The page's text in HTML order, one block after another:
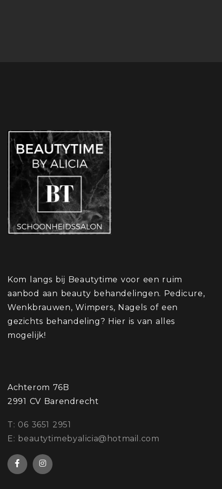
Kom langs bij Beautytime voor een ruim
aanbod aan beauty behandelingen. Pedicure,
Wenkbrauwen, Wimpers, Nagels of een
gezichts behandeling? Hier is van alles
mogelijk!
Achterom 76B
2991 CV Barendrecht
​T: 06 3651 2951
E: beautytimebyalicia@hotmail.com